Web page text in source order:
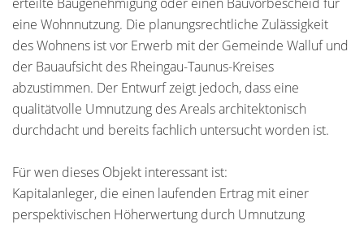
eine Wohnnutzung. Die planungsrechtliche Zulässigkeit
des Wohnens ist vor Erwerb mit der Gemeinde Walluf und
der Bauaufsicht des Rheingau-Taunus-Kreises
abzustimmen. Der Entwurf zeigt jedoch, dass eine
qualitätvolle Umnutzung des Areals architektonisch
durchdacht und bereits fachlich untersucht worden ist.
Für wen dieses Objekt interessant ist:
Kapitalanleger, die einen laufenden Ertrag mit einer
perspektivischen Höherwertung durch Umnutzung